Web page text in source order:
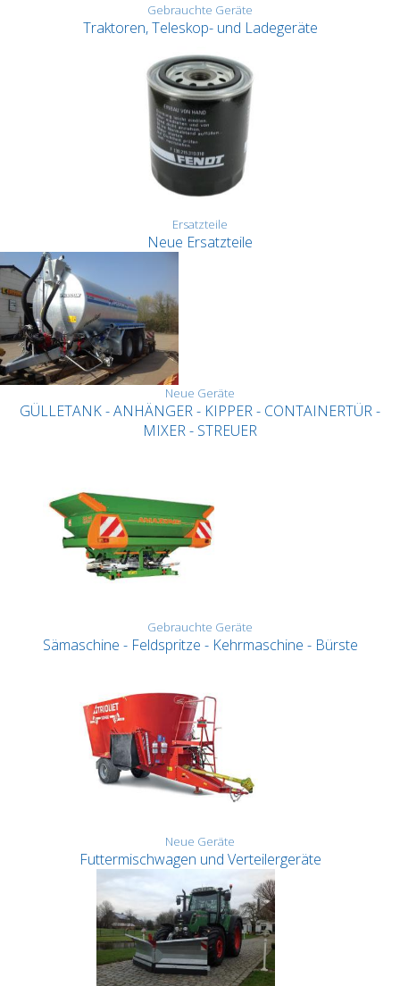
Gebrauchte Geräte
Traktoren, Teleskop- und Ladegeräte
Ersatzteile
Neue Ersatzteile
Neue Geräte
GÜLLETANK - ANHÄNGER - KIPPER - CONTAINERTÜR -
MIXER - STREUER
Gebrauchte Geräte
Sämaschine - Feldspritze - Kehrmaschine - Bürste
Neue Geräte
Futtermischwagen und Verteilergeräte